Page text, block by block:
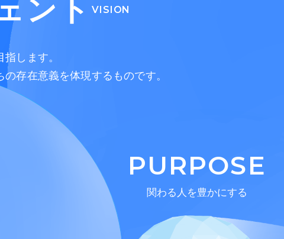
ントVISION
します。
存在意義を体現するものです。
PURPOSE
関わる人を豊かにする